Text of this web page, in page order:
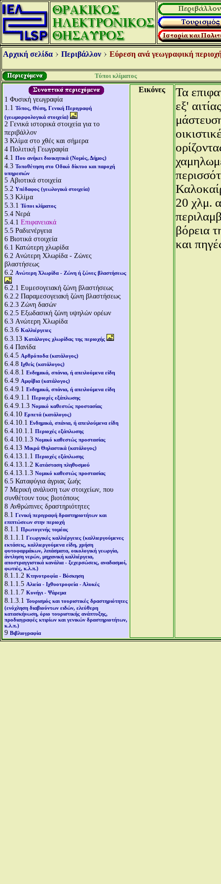
Αρχική σελίδα Περιβάλλον Εύρεση ανά γεωγραφική
Τύποι κλίματος
1 Φυσική γεωγραφία
1.1 Τόπος, Θέση, Γενική Περιγραφή
(γεωμορφολογικά στοιχεία)
2 Γενικά ιστορικά στοιχεία για το
περιβάλλον
3 Κλίμα στο χθές και σήμερα
4 Πολιτική Γεωγραφία
4.1 Που ανήκει διοικητικά (Νομός, Δήμος)
4.3 Τοποθέτηση στο Οδικό δίκτυο και παροχή
υπηρεσιών
5 Αβιοτικά στοιχεία
5.2 Υπέδαφος (γεωλογικά στοιχεία)
5.3 Κλίμα
5.3.1 Τύποι κλίματος
5.4 Νερά
5.4.1 Επιφανειακά
5.5 Ραδιενέργεια
6 Βιοτικά στοιχεία
6.1 Κατώτερη χλωρίδα
6.2 Aνώτερη Χλωρίδα - Ζώνες
βλαστήσεως
6.2 Aνώτερη Χλωρίδα - Ζώνη ή ζώνες βλαστήσεως
6.2.1 Ευμεσογειακή ζώνη βλαστήσεως
6.2.2 Παραμεσογειακή ζώνη βλαστήσεως
6.2.3 Ζώνη δασών
6.2.5 Εξωδασική ζώνη υψηλών ορέων
6.3 Aνώτερη Χλωρίδα
6.3.6 Καλλιέργειες
6.3.13 Κατάλογος χλωρίδας της περιοχής
6.4 Πανίδα
6.4.5 Αρθρόποδα (κατάλογος)
6.4.8 Ιχθείς (κατάλογος)
6.4.8.1 Ενδημικά, σπάνια, ή απειλούμενα είδη
6.4.9 Αμφίβια (κατάλογος)
6.4.9.1 Ενδημικά, σπάνια, ή απειλούμενα είδη
6.4.9.1.1 Περιοχές εξάπλωσης
6.4.9.1.3 Νομικό καθεστώς προστασίας
6.4.10 Ερπετά (κατάλογος)
6.4.10.1 Ενδημικά, σπάνια, ή απειλούμενα είδη
6.4.10.1.1 Περιοχές εξάπλωσης
6.4.10.1.3 Νομικό καθεστώς προστασίας
6.4.13 Μικρά Θηλαστικά (κατάλογος)
6.4.13.1.1 Περιοχές εξάπλωσης
6.4.13.1.2 Κατάσταση πληθυσμού
6.4.13.1.3 Νομικό καθεστώς προστασίας
6.5 Καταφύγια άγριας ζωής
7 Μερική ανάλυση των στοιχείων, που
συνθέτουν τους βιοτόπους
8 Ανθρώπινες δραστηριότητες
8.1 Γενική περιγραφή δραστηριοτήτων και
επιπτώσεων στην περιοχή
8.1.1 Πρωτογενής τομέας
8.1.1.1 Γεωργικές καλλιέργειες (καλλιεργούμενες
εκτάσεις, καλλιεργούμενα είδη, χρήση
φυτοφαρμάκων, λιπάσματα, οικολογική γεωργία,
άντληση νερών, μηχανική καλλιέργεια,
αποστραγγιστικά κανάλια - ξεχερσώσεις, αναδασμοί,
φωτιές, κ.λ.π.)
8.1.1.2 Κτηνοτροφία - Βόσκηση
8.1.1.5 Αλιεία - Ιχθυοτροφεία - Αλυκές
8.1.1.7 Κυνήγι - Ψάρεμα
8.1.3.1 Τουρισμός και τουριστικές δραστηριότητες
(ενόχληση διαβιούντων ειδών, ελεύθερη
κατασκήνωση, όριο τουριστικής ανάπτυξης,
προδιαγραφές κτιρίων και γενικών δραστηριοτήτων,
κ.λ.π.)
9 Βιβλιογραφία
Εικόνες
Τα
εξ'
20 χλμ.
βόρεια
και